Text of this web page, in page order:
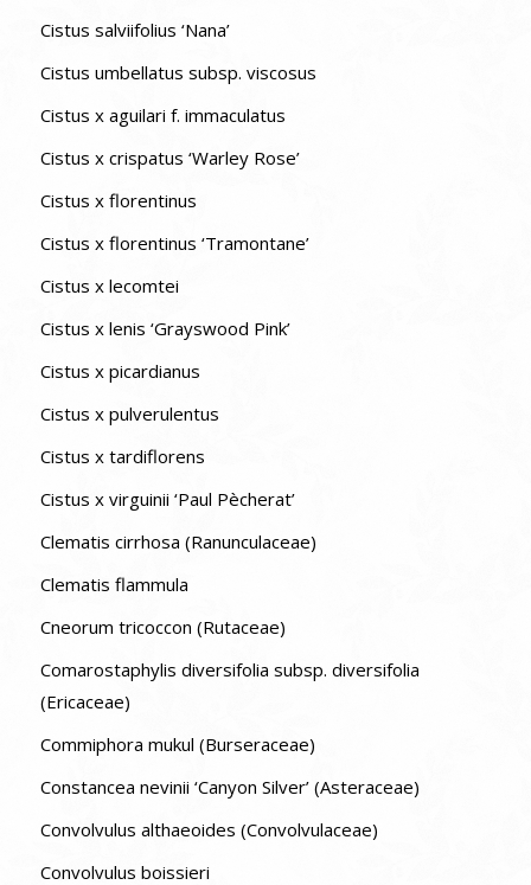
Cistus salviifolius ‘Nana’
Cistus umbellatus subsp. viscosus
Cistus x aguilari f. immaculatus
Cistus x crispatus ‘Warley Rose’
Cistus x florentinus
Cistus x florentinus ‘Tramontane’
Cistus x lecomtei
Cistus x lenis ‘Grayswood Pink’
Cistus x picardianus
Cistus x pulverulentus
Cistus x tardiflorens
Cistus x virguinii ‘Paul Pècherat’
Clematis cirrhosa (Ranunculaceae)
Clematis flammula
Cneorum tricoccon (Rutaceae)
Comarostaphylis diversifolia subsp. diversifolia
(Ericaceae)
Commiphora mukul (Burseraceae)
Constancea nevinii ‘Canyon Silver’ (Asteraceae)
Convolvulus althaeoides (Convolvulaceae)
Convolvulus boissieri